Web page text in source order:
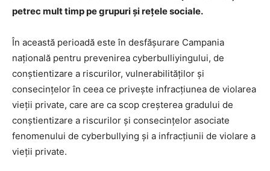
petrec mult timp pe grupuri și rețele sociale.
În această perioadă este în desfășurare Campania
națională pentru prevenirea cyberbulliyingului, de
conștientizare a riscurilor, vulnerabilităților și
consecințelor în ceea ce privește infracțiunea de violarea
vieții private, care are ca scop creșterea gradului de
conștientizare a riscurilor și consecințelor asociate
fenomenului de cyberbullying și a infracțiunii de violare a
vieții private.